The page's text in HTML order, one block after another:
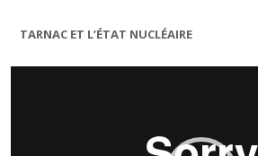
TARNAC ET L’ÉTAT NUCLÉAIRE
Lecteur